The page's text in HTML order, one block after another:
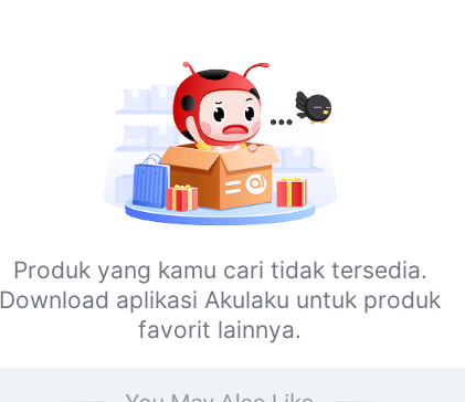
Produk yang kamu cari tidak tersedia.
Download aplikasi Akulaku untuk produk
favorit lainnya.